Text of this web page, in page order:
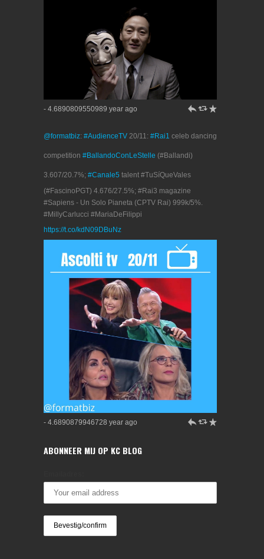
- 4.6890809550989 year ago h J R
@formatbiz: #AudienceTV 20/11: #Rai1 celeb dancing
competition #BallandoConLeStelle (#Ballandi)
3.607/20.7%; #Canale5 talent #TuSíQueVales
(#FascinoPGT) 4.676/27.5%; #Rai3 magazine
#Sapiens - Un Solo Pianeta (CPTV Rai) 999k/5%.
#MillyCarlucci #MariaDeFilippi
https://t.co/kdN09DBuNz
- 4.6890879946728 year ago h J R
ABONNEER MIJ OP KC BLOG